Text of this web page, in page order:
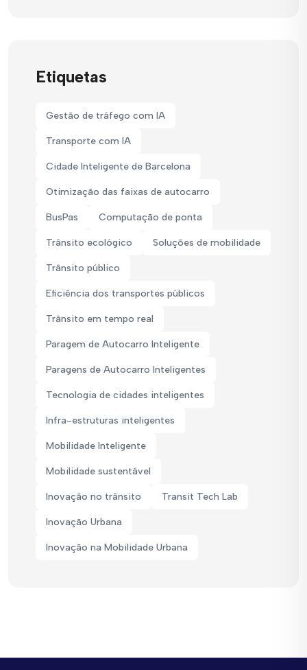
Etiquetas
Gestão de tráfego com IA
Transporte com IA
Cidade Inteligente de Barcelona
Otimização das faixas de autocarro
BusPas Computação de ponta
Trânsito ecológico Soluções de mobilidade
Trânsito público
Eficiência dos transportes públicos
Trânsito em tempo real
Paragem de Autocarro Inteligente
Paragens de Autocarro Inteligentes
Tecnologia de cidades inteligentes
Infra-estruturas inteligentes
Mobilidade Inteligente
Mobilidade sustentável
Inovação no trânsito Transit Tech Lab
Inovação Urbana
Inovação na Mobilidade Urbana